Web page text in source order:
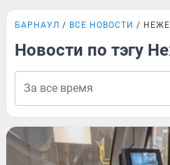
БАРНАУЛ ВСЕ НОВОСТИ
Новости по тэгу